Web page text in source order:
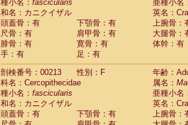
種小名： fascicularis
亜種小名
和名：カニクイザル
英名：
頭蓋骨：有
下顎骨：有
上腕骨：
尺骨：有
肩甲骨：有
大腿骨：
腓骨：有
寛骨：有
体幹：有
手：有
足：有
剖検番号：00213
性別：F
年齢：
科名：Cercopithecidae
属名：
種小名： fascicularis
亜種小名
和名：カニクイザル
英名：
頭蓋骨：有
下顎骨：有
上腕骨：